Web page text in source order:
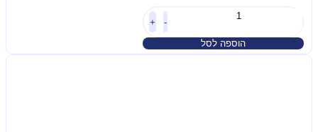
+
הוספה לסל